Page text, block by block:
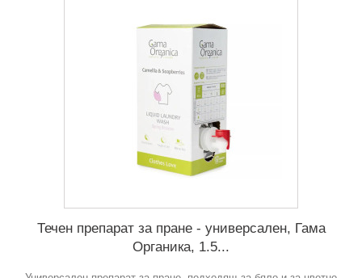
Течен препарат за пране - универсален, Гама
Органика, 1.5...